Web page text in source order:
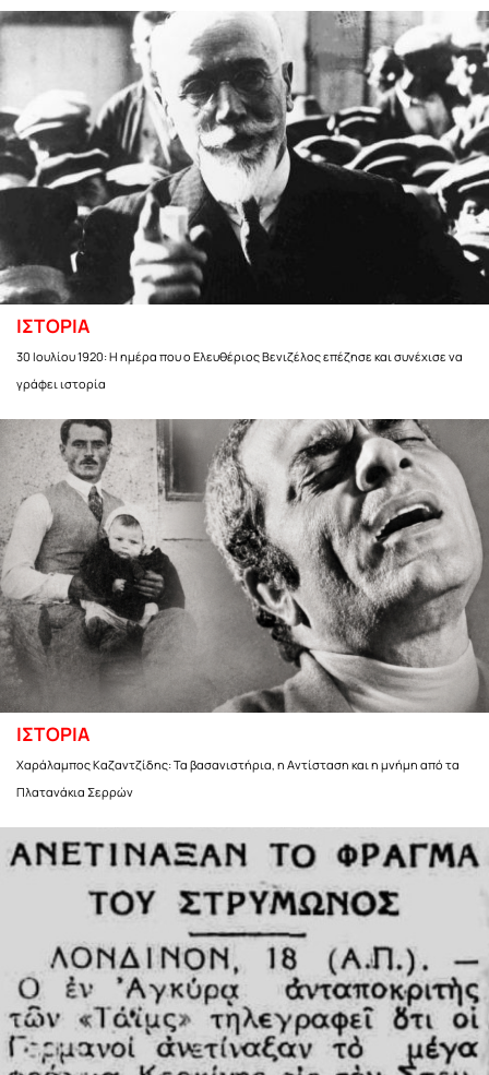
ΙΣΤΟΡΙΑ
30 Ιουλίου 1920: Η ημέρα που ο Ελευθέριος Βενιζέλος επέζησε και συνέχισε να
γράφει ιστορία
ΙΣΤΟΡΙΑ
Χαράλαμπος Καζαντζίδης: Τα βασανιστήρια, η Αντίσταση και η μνήμη από τα
Πλατανάκια Σερρών